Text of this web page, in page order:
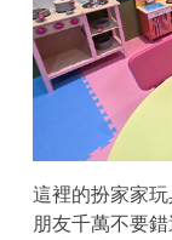
這裡的扮家家
朋友千萬不要